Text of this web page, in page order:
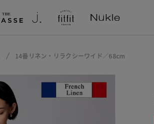
14番リネン・リラクシーワイド／68cm